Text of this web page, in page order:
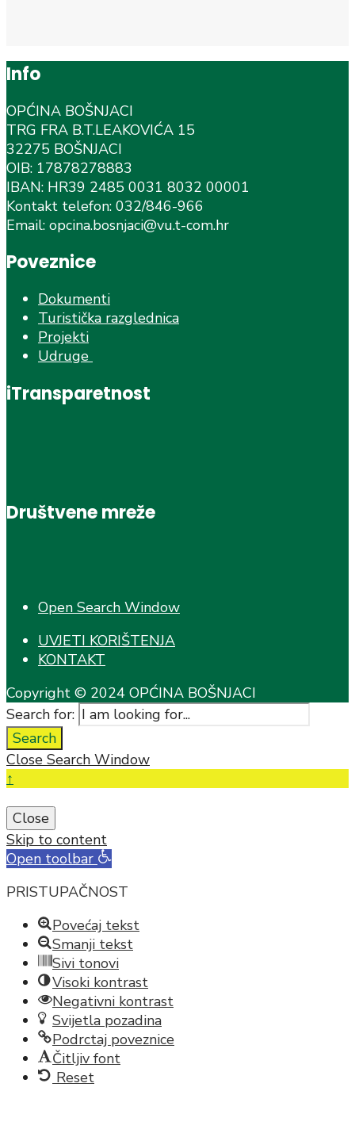
Info
OPĆINA BOŠNJACI
TRG FRA B.T.LEAKOVIĆA 15
32275 BOŠNJACI
OIB: 17878278883
IBAN: HR39 2485 0031 8032 00001
Kontakt telefon: 032/846-966
Email: opcina.bosnjaci@vu.t-com.hr
Poveznice
Dokumenti
Turistička razglednica
Projekti
Udruge
iTransparetnost
Društvene mreže
Open Search Window
UVJETI KORIŠTENJA
KONTAKT
Copyright © 2024 OPĆINA BOŠNJACI
Search for:
Search
Close Search Window
↑
Close
Skip to content
Open toolbar
PRISTUPAČNOST
Povećaj tekst
Smanji tekst
Sivi tonovi
Visoki kontrast
Negativni kontrast
Svijetla pozadina
Podrctaj poveznice
Čitljiv font
Reset